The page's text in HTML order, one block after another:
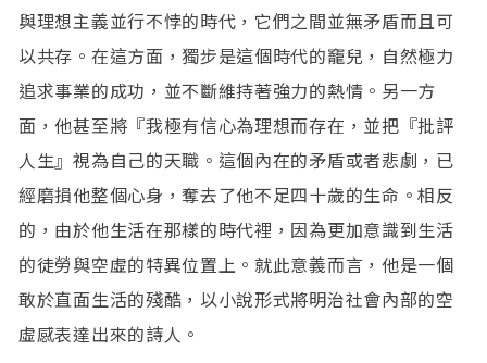
與理想主義並行不悖的時代，它們之間並無矛盾而且可
以共存。在這方面，獨步是這個時代的竉兒，自然極力
追求事業的成功，並不斷維持著強力的熱情。另一方
面，他甚至將『我極有信心為理想而存在，並把『批評
人生』視為自己的天職。這個內在的矛盾或者悲劇，已
經磨損他整個心身，奪去了他不足四十歲的生命。相反
的，由於他生活在那樣的時代裡，因為更加意識到生活
的徒勞與空虛的特異位置上。就此意義而言，他是一個
敢於直面生活的殘酷，以小說形式將明治社會內部的空
虛感表達出來的詩人。